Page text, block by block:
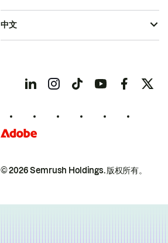
© 2026 Semrush Holdings.版权所有。
中文